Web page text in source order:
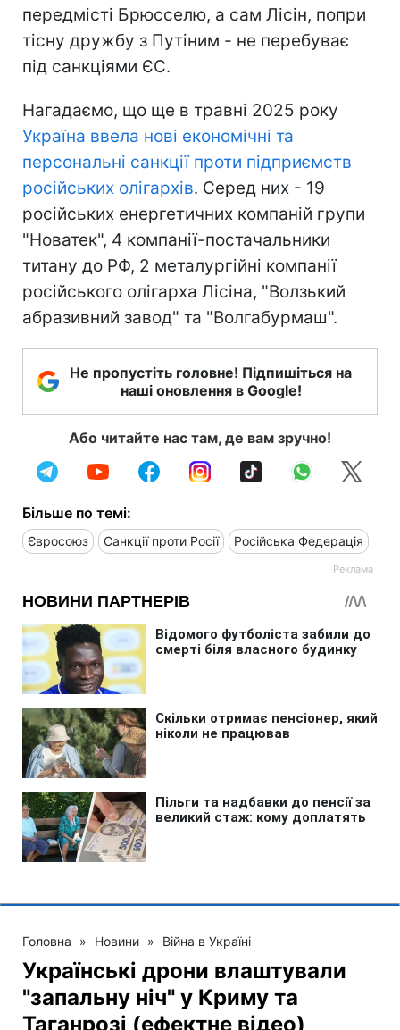
передмісті Брюсселю, а сам Лісін, попри
тісну дружбу з Путіним - не перебуває
під санкціями ЄС.
Нагадаємо, що ще в травні 2025 року
Україна ввела нові економічні та
персональні санкції проти підприємств
російських олігархів. Серед них - 19
російських енергетичних компаній групи
"Новатек", 4 компанії-постачальники
титану до РФ, 2 металургійні компанії
російського олігарха Лісіна, "Волзький
абразивний завод" та "Волгабурмаш".
Не пропустіть головне! Підпишіться на
наші оновлення в Google!
Або читайте нас там, де вам зручно!
Більше по темі:
Євросоюз Санкції проти Росії Російська Федерація
Головна » Новини » Війна в Україні
Українські дрони влаштували
"запальну ніч" у Криму та
Таганрозі (ефектне відео)